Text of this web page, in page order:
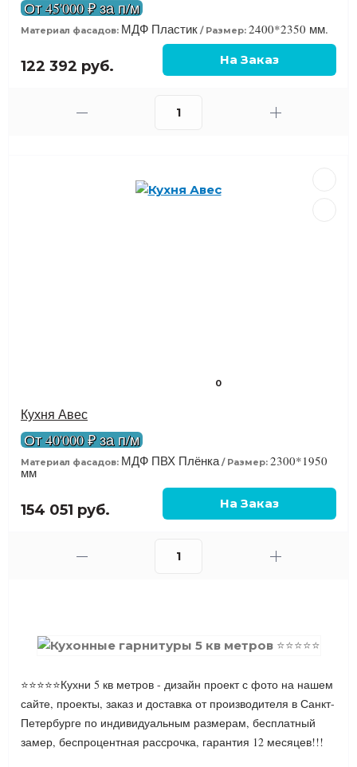
От 45'000 ₽ за п/м
Материал фасадов: МДФ Пластик Размер: 2400*2350 мм.
122 392 руб.
0
Кухня Авес
От 40'000 ₽ за п/м
Материал фасадов: МДФ ПВХ Плёнка Размер: 2300*1950
мм
154 051 руб.
⭐⭐⭐⭐⭐Кухни 5 кв метров - дизайн проект с фото на нашем
сайте, проекты, заказ и доставка от производителя в Санкт-
Петербурге по индивидуальным размерам, бесплатный
замер, беспроцентная рассрочка, гарантия 12 месяцев!!!